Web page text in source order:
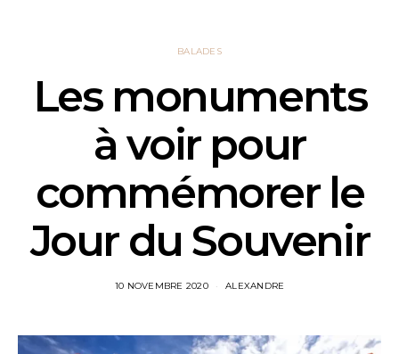
BALADES
Les monuments
à voir pour
commémorer le
Jour du Souvenir
10 NOVEMBRE 2020 ALEXANDRE